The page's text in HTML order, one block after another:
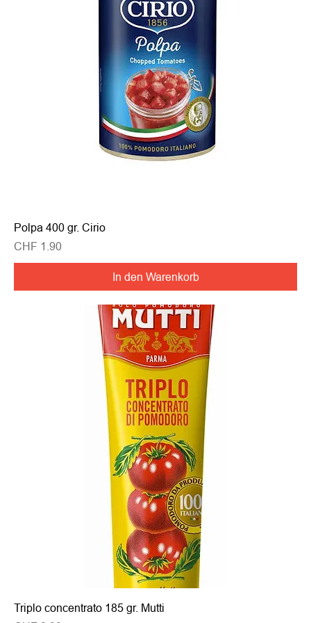
Polpa 400 gr. Cirio
Preis
CHF 1.90
In den Warenkorb
Triplo concentrato 185 gr. Mutti